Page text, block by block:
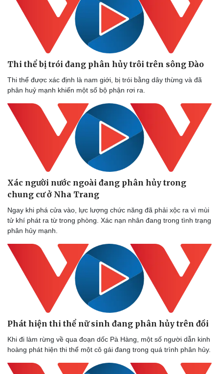
Doanh nghiệp
Thông tin doanh nghiệp
Doanh nghiệp 24h
Doanh nhân
Vì cộng đồng
Công nghệ
Sành điệu
Tin Công nghệ
Trải nghiệm
Chuyển đổi số
Thi thể bị trói đang phân hủy trôi trên sông Đào
Thi thể được xác định là nam giới, bị trói bằng dây thừng và đã
phân huỷ mạnh khiến một số bộ phận rơi ra.
Xác người nước ngoài đang phân hủy trong
chung cư ở Nha Trang
Ngay khi phá cửa vào, lực lượng chức năng đã phải xộc ra vì mùi
tử khí phát ra từ trong phòng. Xác nạn nhân đang trong tình trạng
phân hủy mạnh.
Phát hiện thi thể nữ sinh đang phân hủy trên đồi
Khi đi làm rừng về qua đoạn dốc Pà Hàng, một số người dẫn kinh
hoàng phát hiện thi thể một cô gái đang trong quá trình phân hủy.